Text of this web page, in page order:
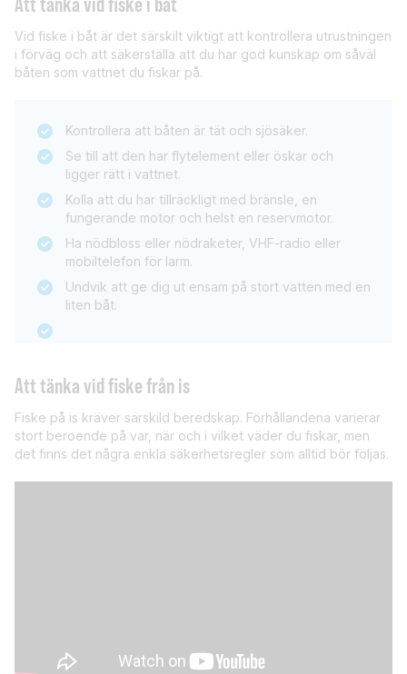
Vid fiske i båt är det särskilt viktigt att kontrollera utrustningen
i förväg och att säkerställa att du har god kunskap om såväl
båten som vattnet du fiskar på.
Kontrollera att båten är tät och sjösäker.
Se till att den har flytelement eller öskar och
ligger rätt i vattnet.
Kolla att du har tillräckligt med bränsle, en
fungerande motor och helst en reservmotor.
Ha nödbloss eller nödraketer, VHF-radio eller
mobiltelefon för larm.
Undvik att ge dig ut ensam på stort vatten med en
liten båt.
Att tänka vid fiske från is
Fiske på is kräver särskild beredskap. Förhållandena varierar
stort beroende på var, när och i vilket väder du fiskar, men
det finns det några enkla säkerhetsregler som alltid bör följas.